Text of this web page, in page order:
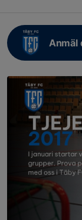
Anmäl